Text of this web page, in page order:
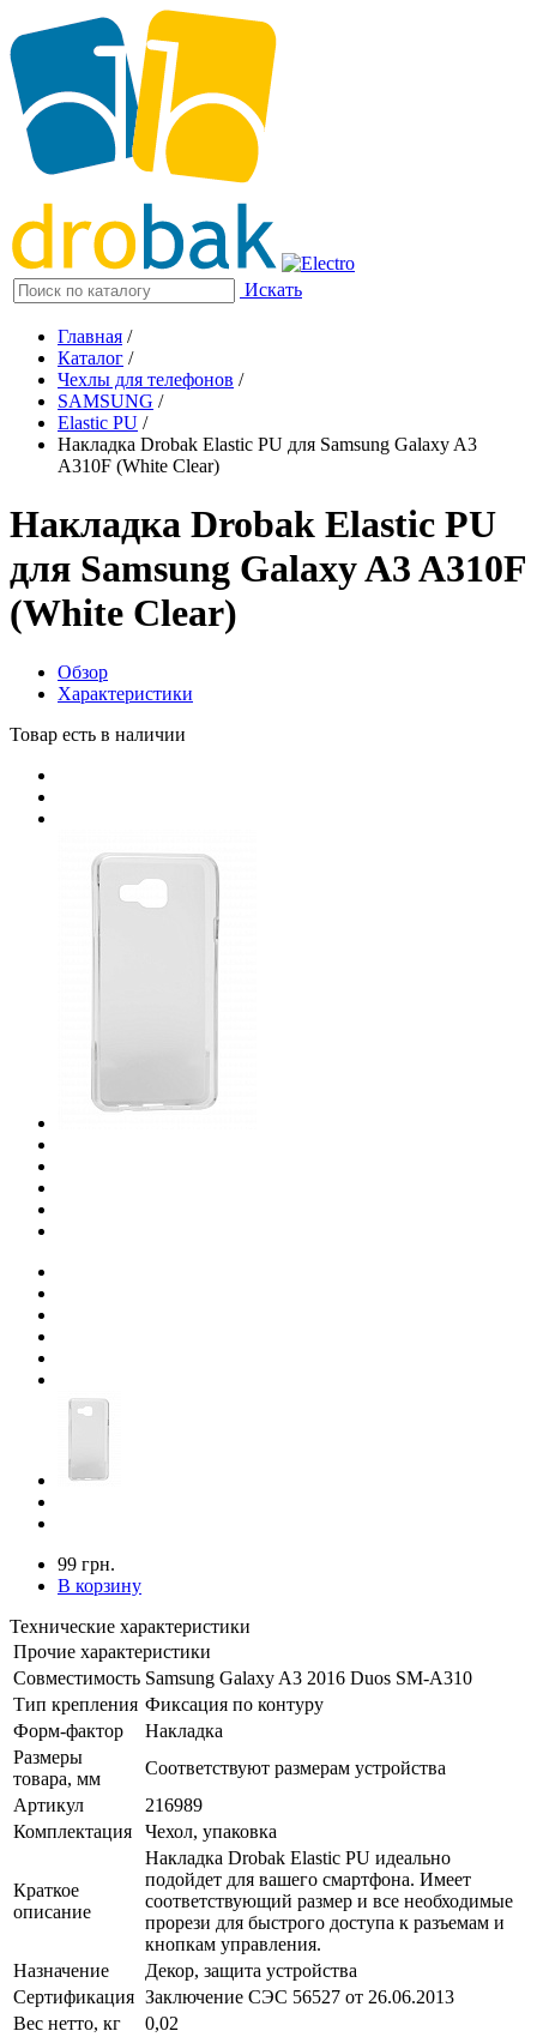
Искать
Главная /
Каталог /
Чехлы для телефонов /
SAMSUNG /
Elastic PU /
Накладка Drobak Elastic PU для Samsung Galaxy A3
A310F (White Clear)
Накладка Drobak Elastic PU
для Samsung Galaxy A3 A310F
(White Clear)
Обзор
Характеристики
Товар есть в наличии
99 грн.
В корзину
Технические характеристики
Прочие характеристики
Совместимость Samsung Galaxy A3 2016 Duos SM-A310
Тип крепления Фиксация по контуру
Форм-фактор
Накладка
Размеры
товара, мм
Соответствуют размерам устройства
Артикул
216989
Комплектация
Чехол, упаковка
Краткое
описание
Накладка Drobak Elastic PU идеально
подойдет для вашего смартфона. Имеет
соответствующий размер и все необходимые
прорези для быстрого доступа к разъемам и
кнопкам управления.
Назначение
Декор, защита устройства
Сертификация Заключение СЭС 56527 от 26.06.2013
Вес нетто, кг
0,02